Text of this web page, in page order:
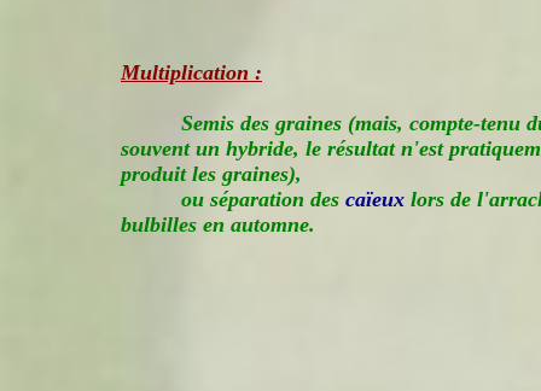
Multiplication :
Semis des graines (mais, compte-tenu
souvent un hybride, le résultat n'est
produit les graines),
ou séparation des caïeux lors de
bulbilles en automne.